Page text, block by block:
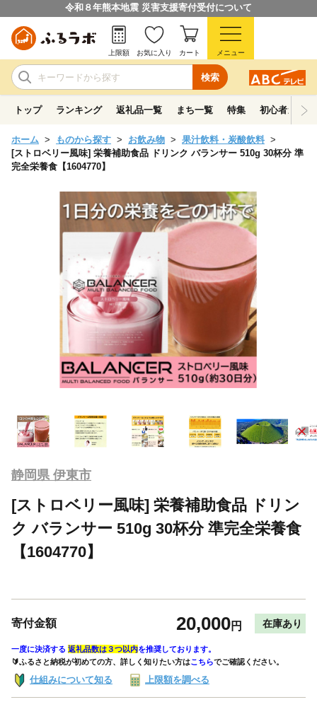
令和８年熊本地震 災害支援寄付受付について
検索
上限額 お気に入り カート メニュー
トップ ランキング 返礼品一覧 まち一覧 特集 初心者ガイド
ホーム ものから探す お飲み物
果汁飲料・炭酸飲料
[ストロベリー風味] 栄養補助食品 ドリンク バランサー 510g 30杯分 準
完全栄養食【1604770】
静岡県 伊東市
[ストロベリー風味] 栄養補助食品 ドリン
ク バランサー 510g 30杯分 準完全栄養食
【1604770】
寄付金額 20,000円 在庫あり
一度に決済する 返礼品数は３つ以内を推奨しております。
🔰ふるさと納税が初めての方、詳しく知りたい方はこちらでご確認ください。
仕組みについて知る 上限額を調べる